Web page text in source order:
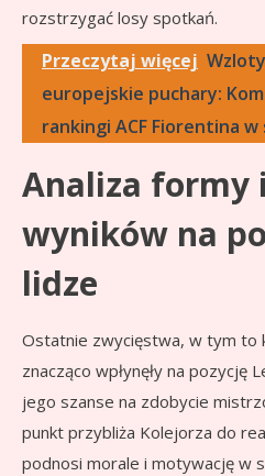
rozstrzygać losy spotkań.
Przeczytaj więcej
europejskie puchary:
rankingi ACF Fiorentina w
Analiza formy
wyników na
lidze
Ostatnie zwycięstwa, w tym to
znacząco wpłynęły na pozycję
jego szanse na zdobycie
punkt przybliża Kolejorza do
podnosi morale i motywację w